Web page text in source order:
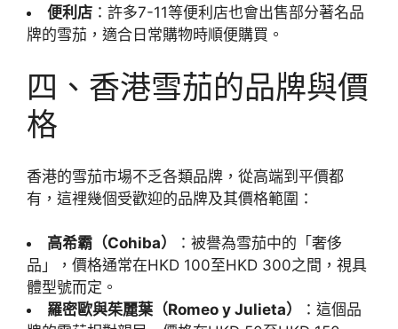
便利店 ：許多7-11等便利店也會出售部分著名品
牌的雪茄，適合日常購物時順便購買。
四、香港雪茄的品牌與價
格
香港的雪茄市場不乏各類品牌，從高端到平價都
有，這裡幾個受歡迎的品牌及其價格範圍：
高希霸（Cohiba）
：被譽為雪茄中的「奢侈
品」，價格通常在HKD 100至HKD 300之間，視具
體型號而定。
羅密歐與茱麗葉（Romeo y Julieta）
：這個品